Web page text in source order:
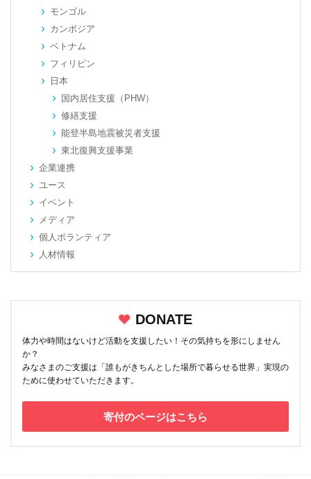
モンゴル
カンボジア
ベトナム
フィリピン
日本
国内居住支援（PHW）
修繕支援
能登半島地震被災者支援
東北復興支援事業
企業連携
ユース
イベント
メディア
個人ボランティア
人材情報
DONATE
体力や時間はないけど活動を支援したい！その気持ちを形にしません
か？
みなさまのご支援は「誰もがきちんとした場所で暮らせる世界」実現の
ために使わせていただきます。
寄付のページはこちら